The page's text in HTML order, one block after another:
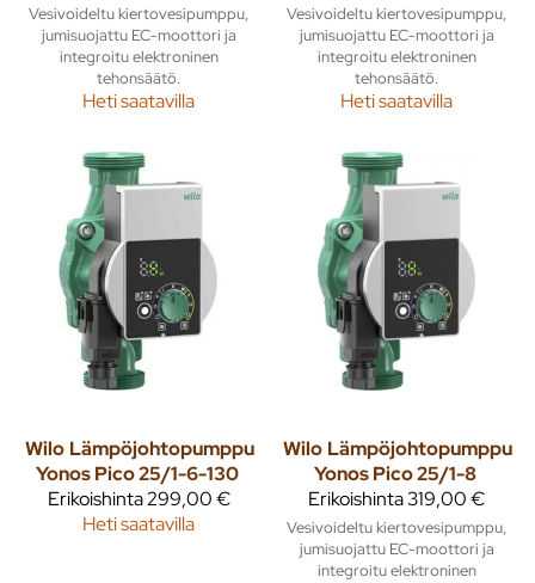
Vesivoideltu kiertovesipumppu,
jumisuojattu EC-moottori ja
integroitu elektroninen
tehonsäätö.
Heti saatavilla
Vesivoideltu kiertovesipumppu,
jumisuojattu EC-moottori ja
integroitu elektroninen
tehonsäätö.
Heti saatavilla
Wilo Lämpöjohtopumppu
Yonos Pico 25/1-6-130
Erikoishinta299,00 €
Heti saatavilla
Wilo Lämpöjohtopumppu
Yonos Pico 25/1-8
Erikoishinta319,00 €
Vesivoideltu kiertovesipumppu,
jumisuojattu EC-moottori ja
integroitu elektroninen